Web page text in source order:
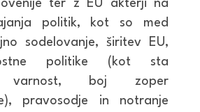
ter z EU akterji na
politik, kot so med
sodelovanje, širitev EU,
politike (kot sta
varnost, boj zoper
pravosodje in notranje